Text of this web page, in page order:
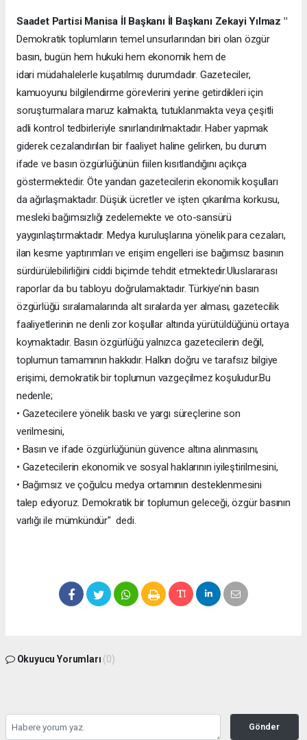
Saadet Partisi Manisa İl Başkanı İl Başkanı Zekayi Yılmaz "
Demokratik toplumların temel unsurlarından biri olan özgür
basın, bugün hem hukuki hem ekonomik hem de
idari müdahalelerle kuşatılmış durumdadır. Gazeteciler,
kamuoyunu bilgilendirme görevlerini yerine getirdikleri için
soruşturmalara maruz kalmakta, tutuklanmakta veya çeşitli
adli kontrol tedbirleriyle sınırlandırılmaktadır. Haber yapmak
giderek cezalandırılan bir faaliyet haline gelirken, bu durum
ifade ve basın özgürlüğünün fiilen kısıtlandığını açıkça
göstermektedir. Öte yandan gazetecilerin ekonomik koşulları
da ağırlaşmaktadır. Düşük ücretler ve işten çıkarılma korkusu,
mesleki bağımsızlığı zedelemekte ve oto-sansürü
yaygınlaştırmaktadır. Medya kuruluşlarına yönelik para cezaları,
ilan kesme yaptırımları ve erişim engelleri ise bağımsız basının
sürdürülebilirliğini ciddi biçimde tehdit etmektedir.Uluslararası
raporlar da bu tabloyu doğrulamaktadır. Türkiye’nin basın
özgürlüğü sıralamalarında alt sıralarda yer alması, gazetecilik
faaliyetlerinin ne denli zor koşullar altında yürütüldüğünü ortaya
koymaktadır. Basın özgürlüğü yalnızca gazetecilerin değil,
toplumun tamamının hakkıdır. Halkın doğru ve tarafsız bilgiye
erişimi, demokratik bir toplumun vazgeçilmez koşuludur.Bu
nedenle;
• Gazetecilere yönelik baskı ve yargı süreçlerine son
verilmesini,
• Basın ve ifade özgürlüğünün güvence altına alınmasını,
• Gazetecilerin ekonomik ve sosyal haklarının iyileştirilmesini,
• Bağımsız ve çoğulcu medya ortamının desteklenmesini
talep ediyoruz. Demokratik bir toplumun geleceği, özgür basının
varlığı ile mümkündür" dedi.
Okuyucu Yorumları (0)
Gönder